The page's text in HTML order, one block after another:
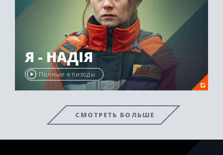
Я - НАДІЯ
Полные епизоды
СМОТРЕТЬ БОЛЬШЕ